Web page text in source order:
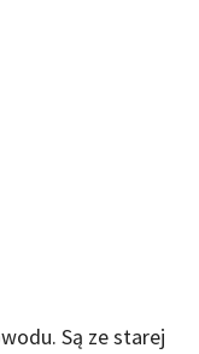
Są ze starej